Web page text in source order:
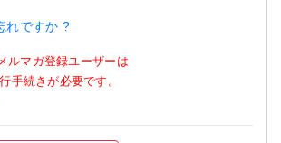
れですか ?
ルマガ登録ユーザーは
手続きが必要です。